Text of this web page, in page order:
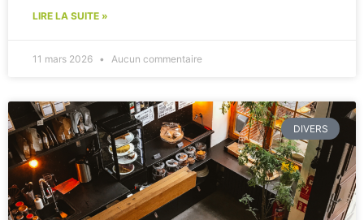
LIRE LA SUITE »
11 mars 2026 Aucun commentaire
DIVERS